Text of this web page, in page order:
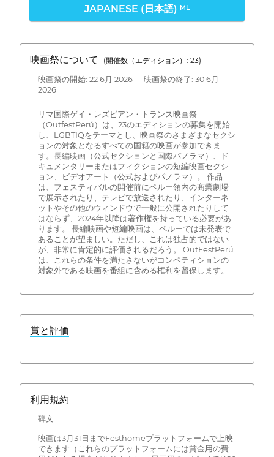
JAPANESE (日本語) ML
映画祭について (開催数（エディション）: 23)
映画祭の開始: 22 6月 2026 映画祭の終了: 30 6月
2026
リマ国際ゲイ・レズビアン・トランス映画祭
（OutfestPerú）は、23のエディションの募集を開始
し、LGBTIQをテーマとし、映画祭のさまざまなセクシ
ョンの対象となるすべての国籍の映画が参加できま
す。長編映画（公式セクションと国際パノラマ）、ド
キュメンタリーまたはフィクションの短編映画セクシ
ョン、ビデオアート（公式およびパノラマ）。 作品
は、フェスティバルの開催前にペルー領内の商業劇場
で展示されたり、テレビで放送されたり、インターネ
ットやその他のウィンドウで一般に公開されたりして
はならず、2024年以降は著作権を持っている必要があ
ります。 長編映画や短編映画は、ペルーでは未発表で
あることが望ましい。ただし、これは独占的ではない
が、非常に肯定的に評価されるだろう。 OutFestPerú
は、これらの条件を満たさないがコンペティションの
対象外である映画を番組に含める権利を留保します。
賞と評価
利用規約
碑文
映画は3月31日までFesthomeプラットフォームで上映
できます（これらのプラットフォームには賞金用の費